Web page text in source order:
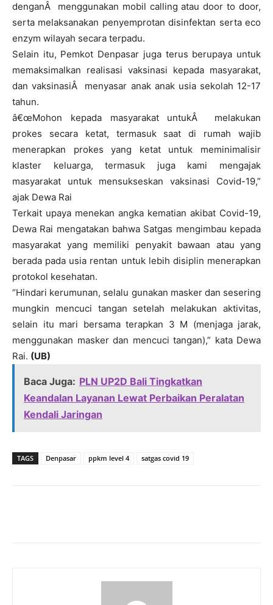
denganÂ menggunakan mobil calling atau door to door,
serta melaksanakan penyemprotan disinfektan serta eco
enzym wilayah secara terpadu.
Selain itu, Pemkot Denpasar juga terus berupaya untuk
memaksimalkan realisasi vaksinasi kepada masyarakat,
dan vaksinasiÂ menyasar anak anak usia sekolah 12-17
tahun.
â€œMohon kepada masyarakat untukÂ melakukan
prokes secara ketat, termasuk saat di rumah wajib
menerapkan prokes yang ketat untuk meminimalisir
klaster keluarga, termasuk juga kami mengajak
masyarakat untuk mensukseskan vaksinasi Covid-19,”
ajak Dewa Rai
Terkait upaya menekan angka kematian akibat Covid-19,
Dewa Rai mengatakan bahwa Satgas mengimbau kepada
masyarakat yang memiliki penyakit bawaan atau yang
berada pada usia rentan untuk lebih disiplin menerapkan
protokol kesehatan.
“Hindari kerumunan, selalu gunakan masker dan sesering
mungkin mencuci tangan setelah melakukan aktivitas,
selain itu mari bersama terapkan 3 M (menjaga jarak,
menggunakan masker dan mencuci tangan),” kata Dewa
Rai. (UB)
Baca Juga: PLN UP2D Bali Tingkatkan
Keandalan Layanan Lewat Perbaikan Peralatan
Kendali Jaringan
TAGS Denpasar ppkm level 4 satgas covid 19